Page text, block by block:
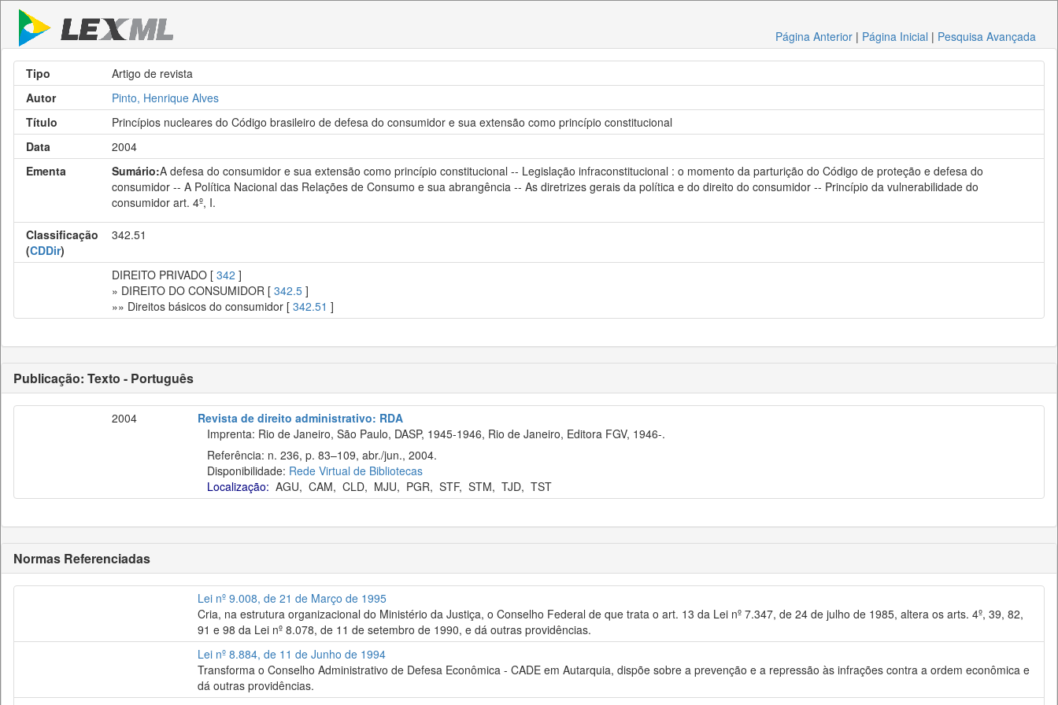
Página Anterior | Página Inicial | Pesquisa Avançada
Tipo
Artigo de revista
Autor
Pinto, Henrique Alves
Título
Princípios nucleares do Código brasileiro de defesa do consumidor e sua extensão como princípio constitucional
Data
2004
Ementa
Sumário:A defesa do consumidor e sua extensão como princípio constitucional -- Legislação infraconstitucional : o momento da parturição do Código de proteção e defesa do
consumidor -- A Política Nacional das Relações de Consumo e sua abrangência -- As diretrizes gerais da política e do direito do consumidor -- Princípio da vulnerabilidade do
consumidor art. 4º, I.
Classificação
(CDDir)
342.51
DIREITO PRIVADO [ 342 ]
» DIREITO DO CONSUMIDOR [ 342.5 ]
»» Direitos básicos do consumidor [ 342.51 ]
Publicação: Texto - Português
2004
Revista de direito administrativo: RDA
Imprenta: Rio de Janeiro, São Paulo, DASP, 1945-1946, Rio de Janeiro, Editora FGV, 1946-.
Referência: n. 236, p. 83–109, abr./jun., 2004.
Disponibilidade: Rede Virtual de Bibliotecas
Localização: AGU, CAM, CLD, MJU, PGR, STF, STM, TJD, TST
Normas Referenciadas
Lei nº 9.008, de 21 de Março de 1995
Cria, na estrutura organizacional do Ministério da Justiça, o Conselho Federal de que trata o art. 13 da Lei nº 7.347, de 24 de julho de 1985, altera os arts. 4º, 39, 82,
91 e 98 da Lei nº 8.078, de 11 de setembro de 1990, e dá outras providências.
Lei nº 8.884, de 11 de Junho de 1994
Transforma o Conselho Administrativo de Defesa Econômica - CADE em Autarquia, dispõe sobre a prevenção e a repressão às infrações contra a ordem econômica e
dá outras providências.